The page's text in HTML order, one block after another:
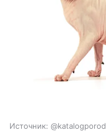
Источник: @katalogporod